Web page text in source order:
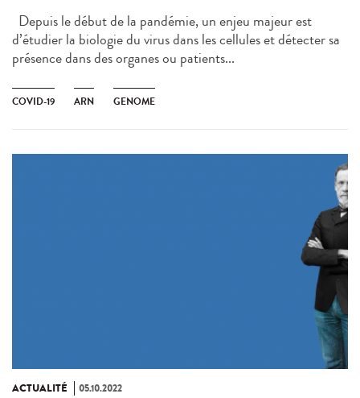
Depuis le début de la pandémie, un enjeu majeur est
d’étudier la biologie du virus dans les cellules et détecter sa
présence dans des organes ou patients...
COVID-19 ARN GENOME
ACTUALITÉ 05.10.2022